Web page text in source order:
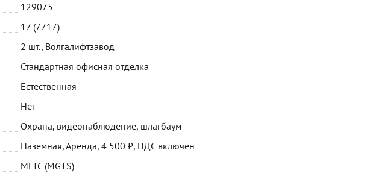
129075
17 (7717)
2 шт., Волгалифтзавод
Стандартная офисная отделка
Естественная
Нет
Охрана, видеонаблюдение, шлагбаум
Наземная, Аренда, 4 500 ₽, НДС включен
МГТС (MGTS)